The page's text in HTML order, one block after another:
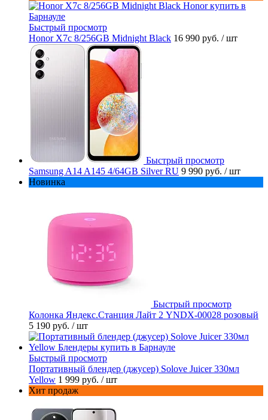
Быстрый просмотр
Honor X7c 8/256GB Midnight Black 16 990 руб. / шт
Быстрый просмотр
Samsung A14 A145 4/64GB Silver RU 9 990 руб. / шт
Новинка
Быстрый просмотр
Колонка Яндекс.Станция Лайт 2 YNDX-00028 розовый
5 190 руб. / шт
Быстрый просмотр
Портативный блендер (джусер) Solove Juicer 330мл
Yellow 1 999 руб. / шт
Хит продаж